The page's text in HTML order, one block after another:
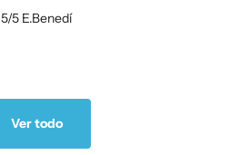
5/5 E.Benedí
Ver todo